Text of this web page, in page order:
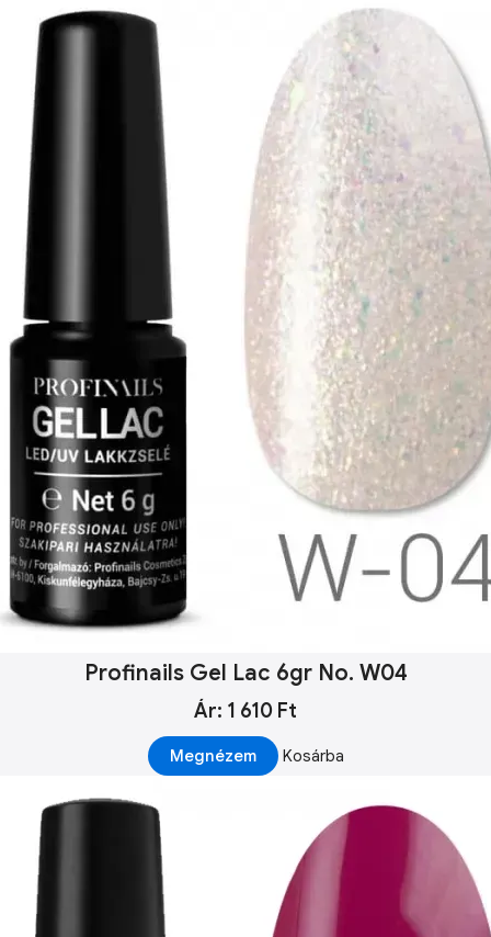
Profinails Gel Lac 6gr No. W04
Ár: 1 610 Ft
Megnézem Kosárba